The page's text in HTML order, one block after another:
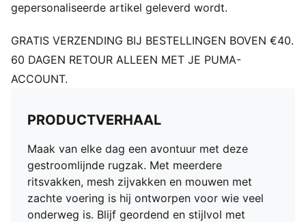
gepersonaliseerde artikel geleverd wordt.
GRATIS VERZENDING BIJ BESTELLINGEN BOVEN €40.
60 DAGEN RETOUR ALLEEN MET JE PUMA-
ACCOUNT.
PRODUCTVERHAAL
Maak van elke dag een avontuur met deze
gestroomlijnde rugzak. Met meerdere
ritsvakken, mesh zijvakken en mouwen met
zachte voering is hij ontworpen voor wie veel
onderweg is. Blijf geordend en stijlvol met